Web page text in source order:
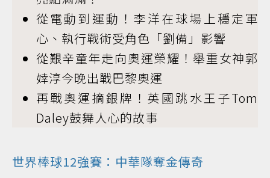
從電動到運動！李洋在球場上穩定軍
心、執行戰術受角色「劉備」影響
從艱辛童年走向奧運榮耀！舉重女神郭
婞淳今晚出戰巴黎奧運
再戰奧運摘銀牌！英國跳水王子Tom
Daley鼓舞人心的故事
世界棒球12強賽：中華隊奪金傳奇